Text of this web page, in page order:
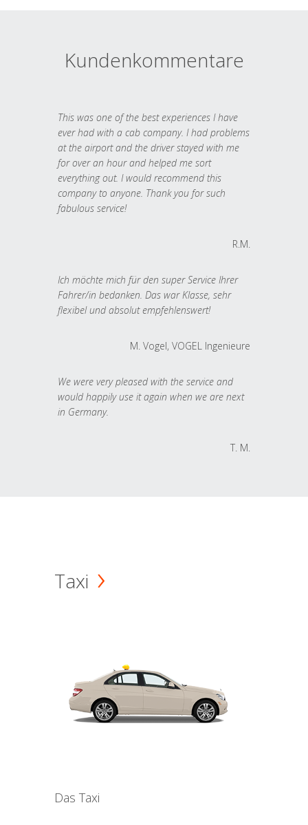
Kundenkommentare
This was one of the best experiences I have
ever had with a cab company. I had problems
at the airport and the driver stayed with me
for over an hour and helped me sort
everything out. I would recommend this
company to anyone. Thank you for such
fabulous service!
R.M.
Ich möchte mich für den super Service Ihrer
Fahrer/in bedanken. Das war Klasse, sehr
flexibel und absolut empfehlenswert!
M. Vogel, VOGEL Ingenieure
We were very pleased with the service and
would happily use it again when we are next
in Germany.
T. M.
Taxi
Das Taxi